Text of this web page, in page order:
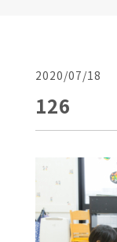
2020/07/18
126